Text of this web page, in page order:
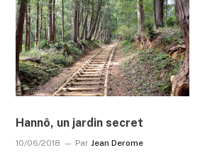
Hannô, un jardin secret
10/06/2018 Par Jean Derome